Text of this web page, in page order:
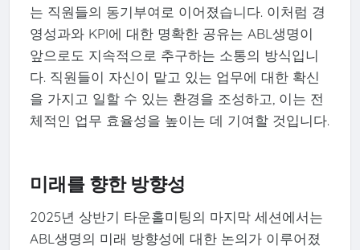
는 직원들의 동기부여로 이어졌습니다. 이처럼 경
영성과와 KPI에 대한 명확한 공유는 ABL생명이
앞으로도 지속적으로 추구하는 소통의 방식입니
다. 직원들이 자신이 맡고 있는 업무에 대한 확신
을 가지고 일할 수 있는 환경을 조성하고, 이는 전
체적인 업무 효율성을 높이는 데 기여할 것입니다.
미래를 향한 방향성
2025년 상반기 타운홀미팅의 마지막 세션에서는
ABL생명의 미래 방향성에 대한 논의가 이루어졌